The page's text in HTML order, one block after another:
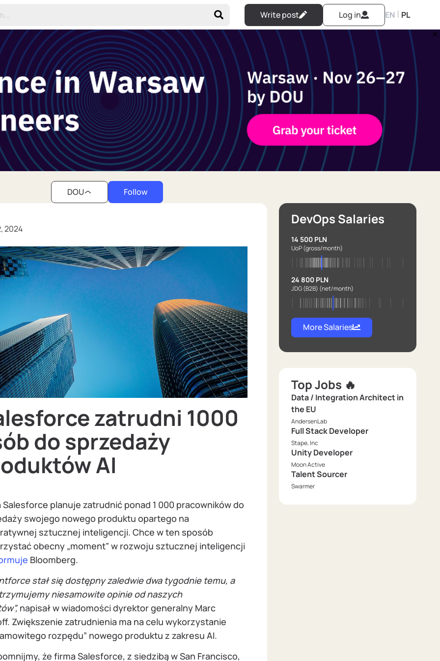
Write post Log in EN | PL
DOU Follow
2024
zatrudni 1000
do sprzedaży
AI
Salesforce planuje zatrudnić ponad 1 000 pracowników do
swojego nowego produktu opartego na
sztucznej inteligencji. Chce w ten sposób
obecny „moment” w rozwoju sztucznej inteligencji
Bloomberg.
stał się dostępny zaledwie dwa tygodnie temu, a
niesamowite opinie od naszych
napisał w wiadomości dyrektor generalny Marc
Zwiększenie zatrudnienia ma na celu wykorzystanie
rozpędu” nowego produktu z zakresu AI.
że firma Salesforce, z siedzibą w San Francisco,
DevOps Salaries
14 500 PLN
UoP(gross/month)
24 800 PLN
JDG (B2B) (net/month)
More Salaries
Top Jobs 🔥
Data / Integration Architect in
the EU
AndersenLab
Full Stack Developer
Stape, Inc
Unity Developer
Moon Active
Talent Sourcer
Swarmer